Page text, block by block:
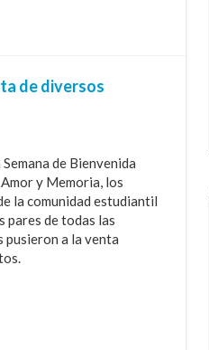
de diversos
de Bienvenida
y Memoria, los
la comunidad estudiantil
pares de todas las
pusieron a la venta